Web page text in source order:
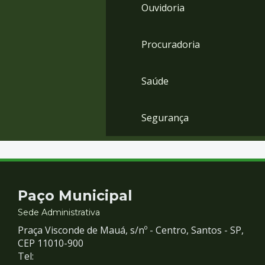
Ouvidoria
Procuradoria
Saúde
Segurança
Contato
e
Redes
Paço Municipal
Sede Administrativa
Praça Visconde de Mauá, s/nº - Centro, Santos - SP,
CEP 11010-900
Tel: